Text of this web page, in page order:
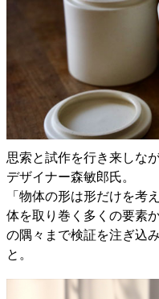
思索と試作を行き来しな
デザイナー森敏郎氏。
「物体の形は形だけを考
体を取り巻く多くの要素
の隅々まで検証を注ぎ込
と。